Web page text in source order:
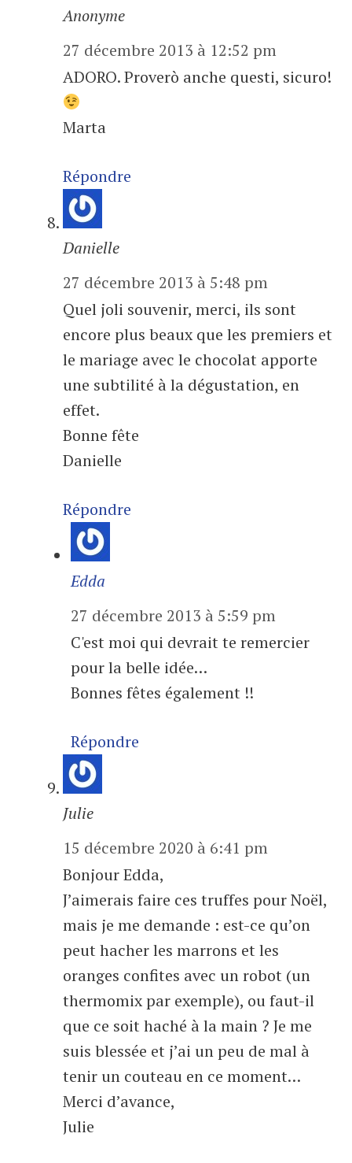
Anonyme
27 décembre 2013 à 12:52 pm
ADORO. Proverò anche questi, sicuro!
Marta
Répondre
Danielle
27 décembre 2013 à 5:48 pm
Quel joli souvenir, merci, ils sont
encore plus beaux que les premiers et
le mariage avec le chocolat apporte
une subtilité à la dégustation, en
effet.
Bonne fête
Danielle
Répondre
Edda
27 décembre 2013 à 5:59 pm
C'est moi qui devrait te remercier
pour la belle idée…
Bonnes fêtes également !!
Répondre
Julie
15 décembre 2020 à 6:41 pm
Bonjour Edda,
J’aimerais faire ces truffes pour Noël,
mais je me demande : est-ce qu’on
peut hacher les marrons et les
oranges confites avec un robot (un
thermomix par exemple), ou faut-il
que ce soit haché à la main ? Je me
suis blessée et j’ai un peu de mal à
tenir un couteau en ce moment…
Merci d’avance,
Julie